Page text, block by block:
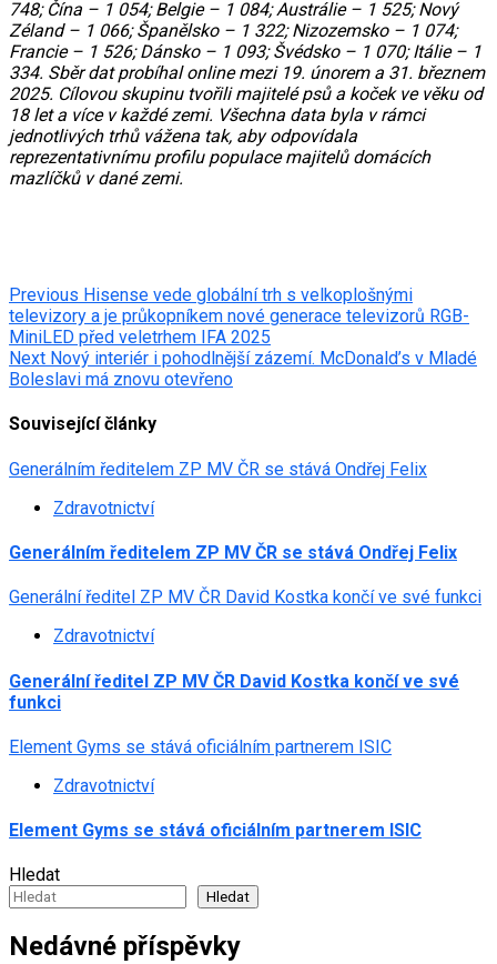
748; Čína – 1 054; Belgie – 1 084; Austrálie – 1 525; Nový
Zéland – 1 066; Španělsko – 1 322; Nizozemsko – 1 074;
Francie – 1 526; Dánsko – 1 093; Švédsko – 1 070; Itálie – 1
334. Sběr dat probíhal online mezi 19. únorem a 31. březnem
2025. Cílovou skupinu tvořili majitelé psů a koček ve věku od
18 let a více v každé zemi. Všechna data byla v rámci
jednotlivých trhů vážena tak, aby odpovídala
reprezentativnímu profilu populace majitelů domácích
mazlíčků v dané zemi.
Post
navigation
Previous Hisense vede globální trh s velkoplošnými
televizory a je průkopníkem nové generace televizorů RGB-
MiniLED před veletrhem IFA 2025
Next Nový interiér i pohodlnější zázemí. McDonald’s v Mladé
Boleslavi má znovu otevřeno
Související články
Generálním ředitelem ZP MV ČR se stává Ondřej Felix
Zdravotnictví
Generálním ředitelem ZP MV ČR se stává Ondřej Felix
Generální ředitel ZP MV ČR David Kostka končí ve své funkci
Zdravotnictví
Generální ředitel ZP MV ČR David Kostka končí ve své
funkci
Element Gyms se stává oficiálním partnerem ISIC
Zdravotnictví
Element Gyms se stává oficiálním partnerem ISIC
Hledat
Hledat
Nedávné příspěvky